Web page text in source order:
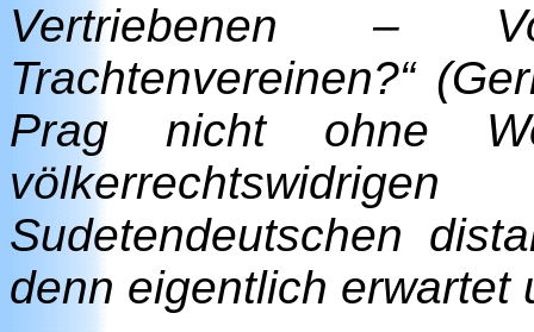
Vertriebenen –
Trachtenvereinen?“
Prag nicht ohne
Sudetendeutschen
denn eigentlich erwartet